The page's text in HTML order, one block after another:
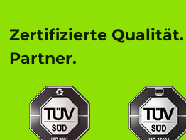
Zertifizierte Qualität.
Partner.